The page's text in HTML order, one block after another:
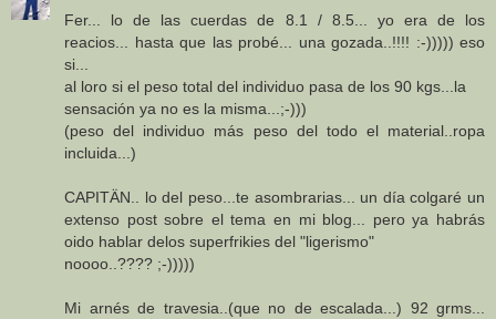
Fer... lo de las cuerdas de 8.1 / 8.5... yo era de los
reacios... hasta que las probé... una gozada..!!!! :-))))) eso
si...
al loro si el peso total del individuo pasa de los 90 kgs...la
sensación ya no es la misma...;-)))
(peso del individuo más peso del todo el material..ropa
incluida...)
CAPITÄN.. lo del peso...te asombrarias... un día colgaré un
extenso post sobre el tema en mi blog... pero ya habrás
oido hablar delos superfrikies del "ligerismo"
noooo..???? ;-)))))
Mi arnés de travesia..(que no de escalada...) 92 grms...